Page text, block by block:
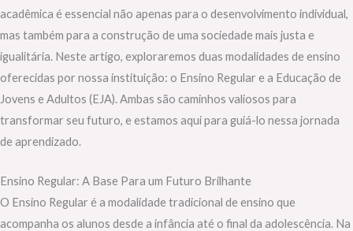
acadêmica é essencial não apenas para o desenvolvimento individual,
mas também para a construção de uma sociedade mais justa e
igualitária. Neste artigo, exploraremos duas modalidades de ensino
oferecidas por nossa instituição: o Ensino Regular e a Educação de
Jovens e Adultos (EJA). Ambas são caminhos valiosos para
transformar seu futuro, e estamos aqui para guiá-lo nessa jornada
de aprendizado.
Ensino Regular: A Base Para um Futuro Brilhante
O Ensino Regular é a modalidade tradicional de ensino que
acompanha os alunos desde a infância até o final da adolescência. Na